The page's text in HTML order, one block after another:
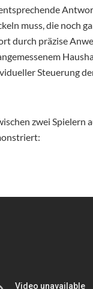
muss, die noch
durch präzise
Steuerung
zwei Spielern